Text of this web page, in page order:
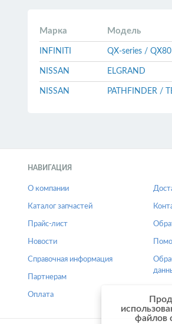
Марка Модель
INFINITI QX-series / QX80
NISSAN ELGRAND
NISSAN PATHFINDER /
НАВИГАЦИЯ
О компании
Каталог запчастей
Прайс-лист
Новости
Справочная информация
Партнерам
Оплата
файлов